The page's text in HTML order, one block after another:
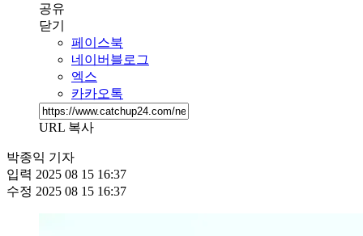
공유
닫기
페이스북
네이버블로그
엑스
카카오톡
URL 복사
박종익 기자
입력 2025 08 15 16:37
수정 2025 08 15 16:37